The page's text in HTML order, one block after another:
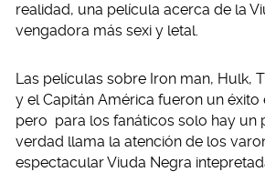
realidad, una película acerca de la
vengadora más sexi y letal.
Las películas sobre Iron man, Hulk,
y el Capitán América fueron un éxito
pero para los fanáticos solo hay un
verdad llama la atención de los
espectacular Viuda Negra